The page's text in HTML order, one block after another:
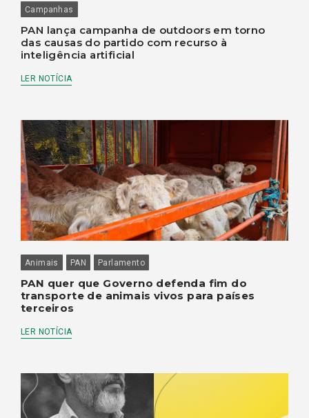
Campanhas
PAN lança campanha de outdoors em torno
das causas do partido com recurso à
inteligência artificial
LER NOTÍCIA
Animais PAN Parlamento
PAN quer que Governo defenda fim do
transporte de animais vivos para países
terceiros
LER NOTÍCIA